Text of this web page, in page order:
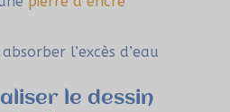
l’excès d’eau
le dessin